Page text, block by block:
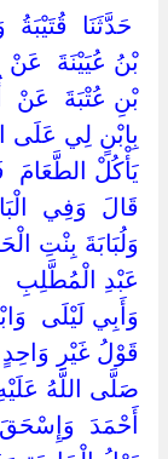
‏حَدَّثَنَا
بْنُ عُيَيْنَةَ ‏ ‏عَنْ
بْنِ عُتْبَةَ
بِابْنٍ لِي عَلَى
يَأْكُلْ الطَّعَامَ
‏قَالَ ‏ ‏وَفِي
‏وَلُبَابَةَ بِنْتِ
عَبْدِ الْمُطَّلِبِ
‏وَأَبِي لَيْلَى
قَوْلُ غَيْرِ
‏صَلَّى اللَّهُ
‏أَحْمَدَ ‏ ‏وَإِسْحَقَ